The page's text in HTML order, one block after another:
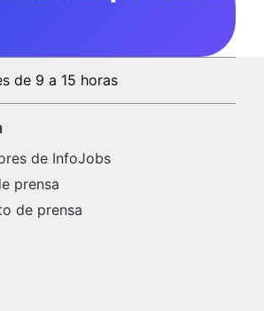
de 9 a 15 horas
de InfoJobs
prensa
de prensa